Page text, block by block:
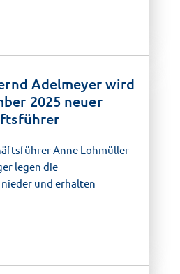
Adelmeyer wird
2025 neuer
Anne Lohmüller
legen die
und erhalten